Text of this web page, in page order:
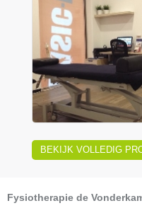
BEKIJK VOLLEDIG
Fysiotherapie de